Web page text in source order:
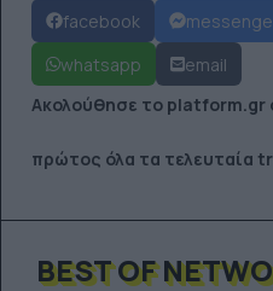
facebook
whatsapp
email
Ακολούθησε το platform.gr
πρώτος όλα τα τελευταία
BEST OF